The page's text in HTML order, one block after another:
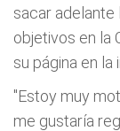
sacar adelante
objetivos en la
su página en la
"Estoy muy
me gustaría